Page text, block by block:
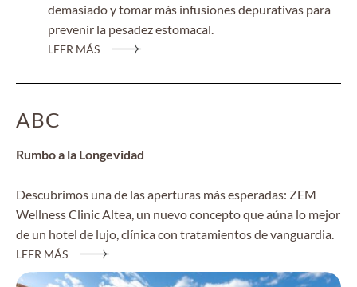
demasiado y tomar más infusiones depurativas para
prevenir la pesadez estomacal.
LEER MÁS
ABC
Rumbo a la Longevidad
Descubrimos una de las aperturas más esperadas: ZEM
Wellness Clinic Altea, un nuevo concepto que aúna lo mejor
de un hotel de lujo, clínica con tratamientos de vanguardia.
LEER MÁS